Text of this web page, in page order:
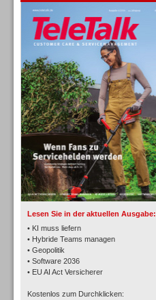
Lesen Sie in der aktuellen Ausgabe:
• KI muss liefern
• Hybride Teams managen
• Geopolitik
• Software 2036
• EU AI Act Versicherer
Kostenlos zum Durchklicken:
TK- und ACD-Systeme
Workforce-Management